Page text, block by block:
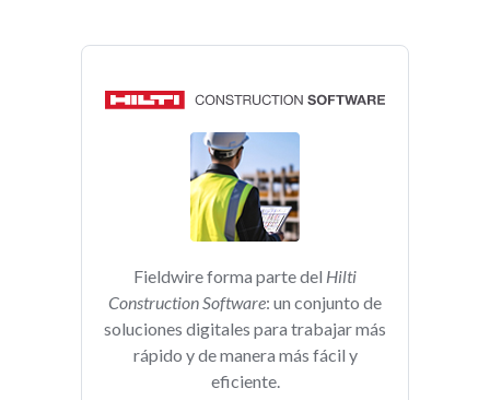
Fieldwire forma parte del Hilti
Construction Software: un conjunto de
soluciones digitales para trabajar más
rápido y de manera más fácil y
eficiente.